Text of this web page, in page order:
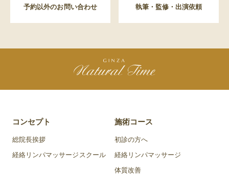
予約以外のお問い合わせ 執筆・監修・出演依頼
コンセプト
総院長挨拶
経絡リンパマッサージスクール
施術コース
初診の方へ
経絡リンパマッサージ
体質改善